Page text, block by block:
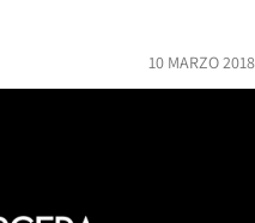
10 MARZO 2018